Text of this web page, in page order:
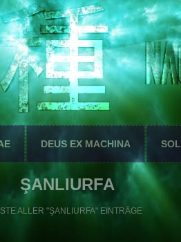
DEUS EX MACHINA
ŞANLIURFA
ALLER "ŞANLIURFA" EINTRÄGE